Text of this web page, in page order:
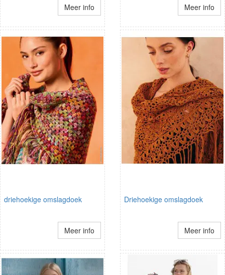
Meer info Meer info
driehoekige omslagdoek
Meer info
Driehoekige omslagdoek
Meer info